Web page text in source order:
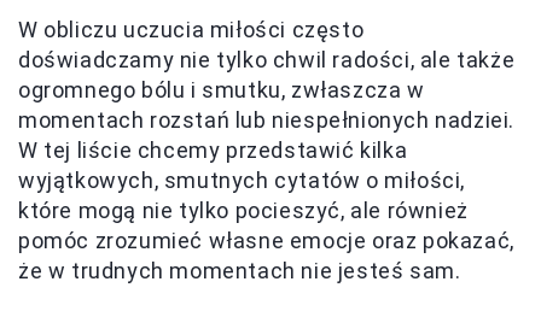
W obliczu uczucia miłości często
doświadczamy nie tylko chwil radości, ale także
ogromnego bólu i smutku, zwłaszcza w
momentach rozstań lub niespełnionych nadziei.
W tej liście chcemy przedstawić kilka
wyjątkowych, smutnych cytatów o miłości,
które mogą nie tylko pocieszyć, ale również
pomóc zrozumieć własne emocje oraz pokazać,
że w trudnych momentach nie jesteś sam.